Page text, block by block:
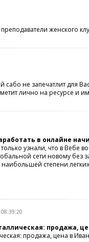
женского
не запечатлит для
лично на ресурсе
в онлайне
узнали, что в Вебе
сети новому без
степени
продажа,
продажа, цена в